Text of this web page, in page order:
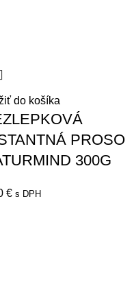
do košíka
PROSO
300G
€ s DPH